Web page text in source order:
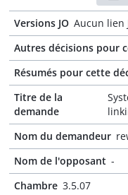
Versions JO Aucun lien
Autres décisions pour
Résumés pour cette
Titre de la
demande
Nom du demandeur
Nom de l'opposant -
Chambre 3.5.07